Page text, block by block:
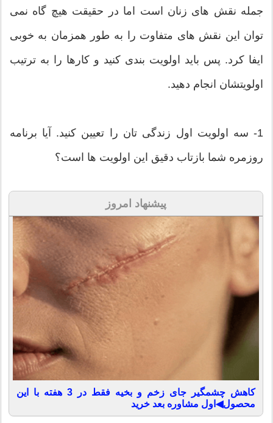
جمله نقش های زنان است اما در حقیقت هیچ گاه نمی
توان این نقش های متفاوت را به طور همزمان به خوبی
ایفا کرد. پس باید اولویت بندی کنید و کارها را به ترتیب
اولویتشان انجام دهید.
1- سه اولویت اول زندگی تان را تعیین کنید. آیا برنامه
روزمره شما بازتاب دقیق این اولویت ها است؟
پیشنهاد امروز
کاهش چشمگیر جای زخم و بخیه فقط در 3 هفته با این
محصول◀اول مشاوره بعد خرید